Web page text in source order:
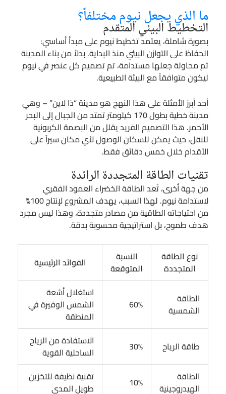
ما الذي يجعل نيوم مختلفاً؟
التخطيط البيئي المتقدم
بصورة شاملة، يعتمد تخطيط نيوم على مبدأ أساسي:
الحفاظ على التوازن البيئي منذ البداية. بدلاً من بناء المدينة
ثم محاولة جعلها مستدامة، تم تصميم كل عنصر في نيوم
ليكون متوافقاً مع البيئة الطبيعية.
أحد أبرز الأمثلة على هذا النهج هو مدينة “ذا لاين” – وهي
مدينة خطية بطول 170 كيلومتر تمتد من الجبال إلى البحر
الأحمر. هذا التصميم الفريد يقلل من البصمة الكربونية
للنقل، حيث يمكن للسكان الوصول لأي مكان سيراً على
الأقدام خلال خمس دقائق فقط.
تقنيات الطاقة المتجددة الرائدة
من جهة أخرى، تُعد الطاقة الخضراء العمود الفقري
لاستدامة نيوم. لهذا السبب، يهدف المشروع لإنتاج 100%
من احتياجاته الطاقية من مصادر متجددة، وهذا ليس مجرد
هدف طموح، بل استراتيجية محسوبة بدقة.
نوع الطاقة
المتجددة
النسبة
المتوقعة
الفوائد الرئيسية
الطاقة
الشمسية
60%
استغلال أشعة
الشمس الوفيرة في
المنطقة
طاقة الرياح
30%
الاستفادة من الرياح
الساحلية القوية
الطاقة
الهيدروجينية
10%
تقنية نظيفة للتخزين
طويل المدى